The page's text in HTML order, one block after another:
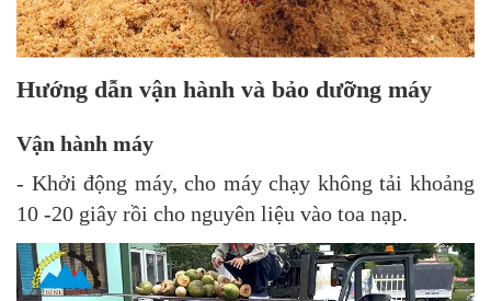
Hướng dẫn vận hành và bảo dưỡng máy
Vận hành máy
- Khởi động máy, cho máy chạy không tải khoảng
10 -20 giây rồi cho nguyên liệu vào toa nạp.